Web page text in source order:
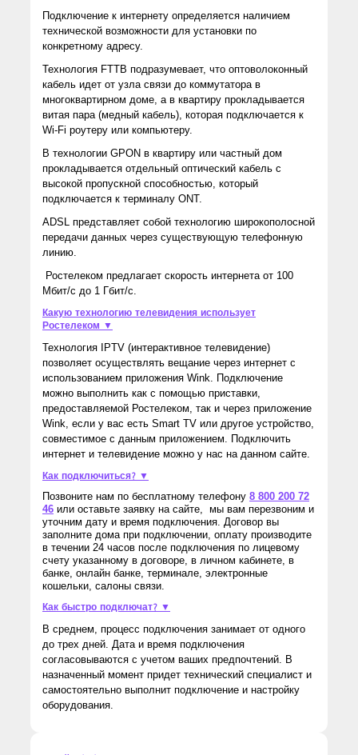
Подключение к интернету определяется наличием
технической возможности для установки по
конкретному адресу.
Технология FTTB подразумевает, что оптоволоконный
кабель идет от узла связи до коммутатора в
многоквартирном доме, а в квартиру прокладывается
витая пара (медный кабель), которая подключается к
Wi-Fi роутеру или компьютеру.
В технологии GPON в квартиру или частный дом
прокладывается отдельный оптический кабель с
высокой пропускной способностью, который
подключается к терминалу ONT.
ADSL представляет собой технологию широкополосной
передачи данных через существующую телефонную
линию.
Ростелеком предлагает скорость интернета от 100
Мбит/с до 1 Гбит/с.
Какую технологию телевидения использует
Ростелеком ▼
Технология IPTV (интерактивное телевидение)
позволяет осуществлять вещание через интернет с
использованием приложения Wink. Подключение
можно выполнить как с помощью приставки,
предоставляемой Ростелеком, так и через приложение
Wink, если у вас есть Smart TV или другое устройство,
совместимое с данным приложением. Подключить
интернет и телевидение можно у нас на данном сайте.
Как подключиться? ▼
Позвоните нам по бесплатному телефону 8 800 200 72
46 или оставьте заявку на сайте, мы вам перезвоним и
уточним дату и время подключения. Договор вы
заполните дома при подключении, оплату производите
в течении 24 часов после подключения по лицевому
счету указанному в договоре, в личном кабинете, в
банке, онлайн банке, терминале, электронные
кошельки, салоны связи.
Как быстро подключат? ▼
В среднем, процесс подключения занимает от одного
до трех дней. Дата и время подключения
согласовываются с учетом ваших предпочтений. В
назначенный момент придет технический специалист и
самостоятельно выполнит подключение и настройку
оборудования.